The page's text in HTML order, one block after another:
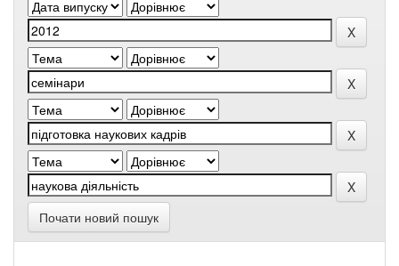
Почати новий пошук